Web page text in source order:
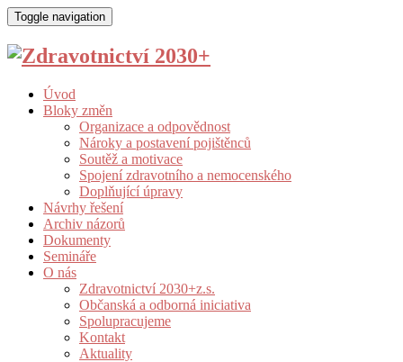
Toggle navigation
Úvod
Bloky změn
Organizace a odpovědnost
Nároky a postavení pojištěnců
Soutěž a motivace
Spojení zdravotního a nemocenského
Doplňující úpravy
Návrhy řešení
Archiv názorů
Dokumenty
Semináře
O nás
Zdravotnictví 2030+z.s.
Občanská a odborná iniciativa
Spolupracujeme
Kontakt
Aktuality